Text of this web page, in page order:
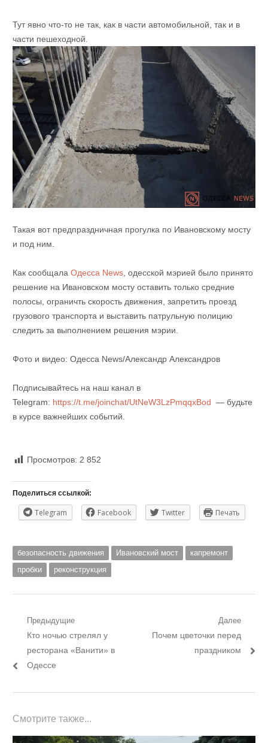
Тут явно что-то не так, как в части автомобильной, так и в
части пешеходной.
Такая вот предпраздничная прогулка по Ивановскому мосту
и под ним.
Как сообщала Одесса News, одесской мэрией было принято
решение на Ивановском мосту оставить только средние
полосы, ограничть скорость движения, запретить проезд
грузового транспорта и выставить патрульную полицию
следить за выполнением решения мэрии.
Фото и видео: Одесса News/Александр Александров
Подписывайтесь на наш канал в
Telegram: https://t.me/joinchat/UtNeW3LzPmqqxBod — будьте
в курсе важнейших событий.
Просмотров: 2 852
Поделиться ссылкой:
Telegram Facebook Twitter Печать
безопасность движения Ивановский мост
капремонт
пробки
реконструкция
Навигация
записям
Предыдущие
Предыдущий
пост:
Кто ночью стрелял у
ресторана «Ванити» в
Одессе
Далее
Следующий
Почем цветочки перед
праздником
Смотрите также...